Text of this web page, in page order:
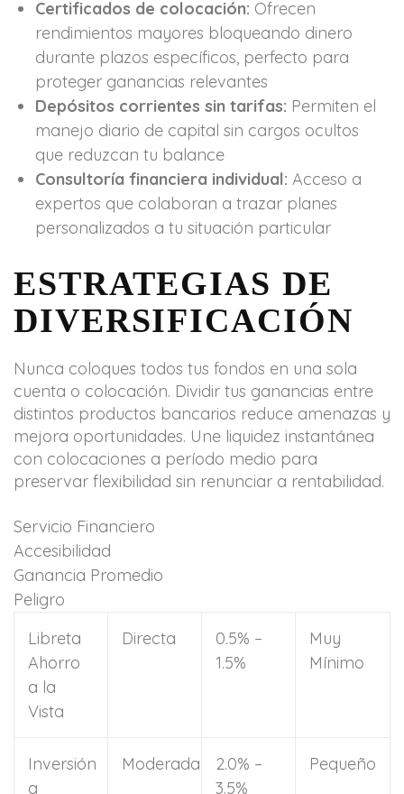
Certificados de colocación: Ofrecen
rendimientos mayores bloqueando dinero
durante plazos específicos, perfecto para
proteger ganancias relevantes
Depósitos corrientes sin tarifas: Permiten el
manejo diario de capital sin cargos ocultos
que reduzcan tu balance
Consultoría financiera individual: Acceso a
expertos que colaboran a trazar planes
personalizados a tu situación particular
ESTRATEGIAS DE
DIVERSIFICACIÓN
Nunca coloques todos tus fondos en una sola
cuenta o colocación. Dividir tus ganancias entre
distintos productos bancarios reduce amenazas y
mejora oportunidades. Une liquidez instantánea
con colocaciones a período medio para
preservar flexibilidad sin renunciar a rentabilidad.
Servicio Financiero
Accesibilidad
Ganancia Promedio
Peligro
Libreta
Ahorro
a la
Vista
Directa
0.5% –
1.5%
Muy
Mínimo
Inversión
a
Moderada
2.0% –
3.5%
Pequeño